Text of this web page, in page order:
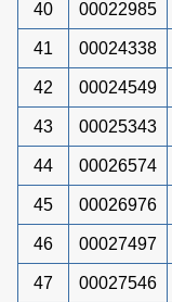
40 00022985
41 00024338
42 00024549
43 00025343
44 00026574
45 00026976
46 00027497
47 00027546